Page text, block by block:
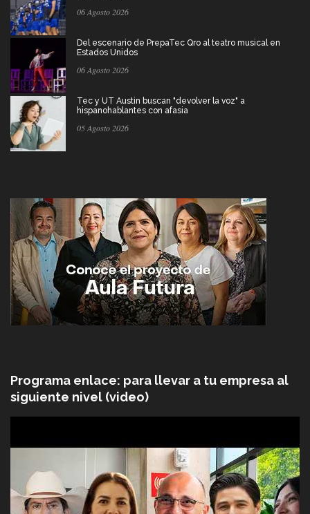
06 Agosto 2026
Del escenario de PrepaTec Qro al teatro musical en
Estados Unidos
06 Agosto 2026
Tec y UT Austin buscan "devolver la voz" a
hispanohablantes con afasia
05 Agosto 2026
Programa enlace: para llevar a tu empresa al
siguiente nivel (video)